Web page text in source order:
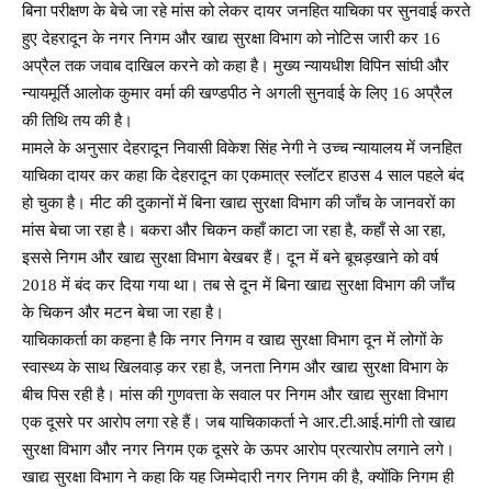
बिना परीक्षण के बेचे जा रहे मांस को लेकर दायर जनहित याचिका पर सुनवाई करते
हुए देहरादून के नगर निगम और खाद्य सुरक्षा विभाग को नोटिस जारी कर 16
अप्रैल तक जवाब दाखिल करने को कहा है। मुख्य न्यायधीश विपिन सांघी और
न्यायमूर्ति आलोक कुमार वर्मा की खण्डपीठ ने अगली सुनवाई के लिए 16 अप्रैल
की तिथि तय की है।
मामले के अनुसार देहरादून निवासी विकेश सिंह नेगी ने उच्च न्यायालय में जनहित
याचिका दायर कर कहा कि देहरादून का एकमात्र स्लॉटर हाउस 4 साल पहले बंद
हो चुका है। मीट की दुकानों में बिना खाद्य सुरक्षा विभाग की जाँच के जानवरों का
मांस बेचा जा रहा है। बकरा और चिकन कहाँ काटा जा रहा है, कहाँ से आ रहा,
इससे निगम और खाद्य सुरक्षा विभाग बेखबर हैं। दून में बने बूचड़खाने को वर्ष
2018 में बंद कर दिया गया था। तब से दून में बिना खाद्य सुरक्षा विभाग की जाँच
के चिकन और मटन बेचा जा रहा है।
याचिकाकर्ता का कहना है कि नगर निगम व खाद्य सुरक्षा विभाग दून में लोगों के
स्वास्थ्य के साथ खिलवाड़ कर रहा है, जनता निगम और खाद्य सुरक्षा विभाग के
बीच पिस रही है। मांस की गुणवत्ता के सवाल पर निगम और खाद्य सुरक्षा विभाग
एक दूसरे पर आरोप लगा रहे हैं। जब याचिकाकर्ता ने आर.टी.आई.मांगी तो खाद्य
सुरक्षा विभाग और नगर निगम एक दूसरे के ऊपर आरोप प्रत्यारोप लगाने लगे।
खाद्य सुरक्षा विभाग ने कहा कि यह जिम्मेदारी नगर निगम की है, क्योंकि निगम ही